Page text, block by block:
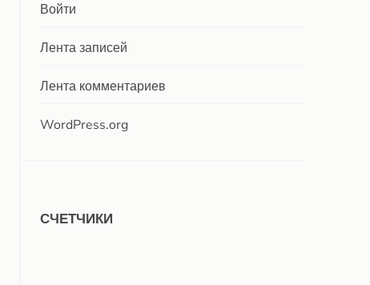
Войти
Лента записей
Лента комментариев
WordPress.org
СЧЕТЧИКИ